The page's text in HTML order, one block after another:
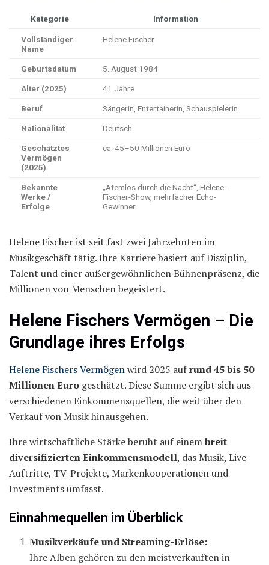
Kategorie Information
Vollständiger
Name
Helene Fischer
Geburtsdatum 5. August 1984
Alter (2025) 41 Jahre
Beruf Sängerin, Entertainerin, Schauspielerin
Nationalität Deutsch
Geschätztes
Vermögen
(2025)
ca. 45–50 Millionen Euro
Bekannte
Werke /
Erfolge
„Atemlos durch die Nacht“, Helene-
Fischer-Show, mehrfacher Echo-
Gewinner
Helene Fischer ist seit fast zwei Jahrzehnten im
Musikgeschäft tätig. Ihre Karriere basiert auf Disziplin,
Talent und einer außergewöhnlichen Bühnenpräsenz, die
Millionen von Menschen begeistert.
Helene Fischers Vermögen – Die
Grundlage ihres Erfolgs
Helene Fischers Vermögenwird 2025 aufrund 45 bis 50
Millionen Euro geschätzt. Diese Summe ergibt sich aus
verschiedenen Einkommensquellen, die weit über den
Verkauf von Musik hinausgehen.
Ihre wirtschaftliche Stärke beruht auf einembreit
diversifizierten Einkommensmodell, das Musik, Live-
Auftritte, TV-Projekte, Markenkooperationen und
Investments umfasst.
Einnahmequellen im Überblick
Musikverkäufe und Streaming-Erlöse:
Ihre Alben gehören zu den meistverkauften in